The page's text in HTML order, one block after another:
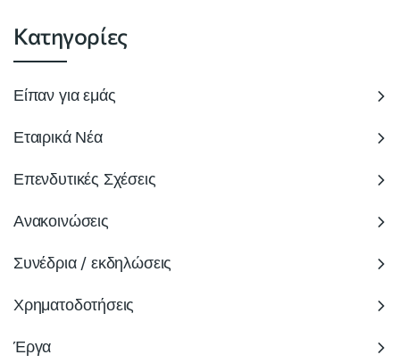
Κατηγορίες
Είπαν για εμάς
Εταιρικά Νέα
Επενδυτικές Σχέσεις
Ανακοινώσεις
Συνέδρια / εκδηλώσεις
Χρηματοδοτήσεις
Έργα